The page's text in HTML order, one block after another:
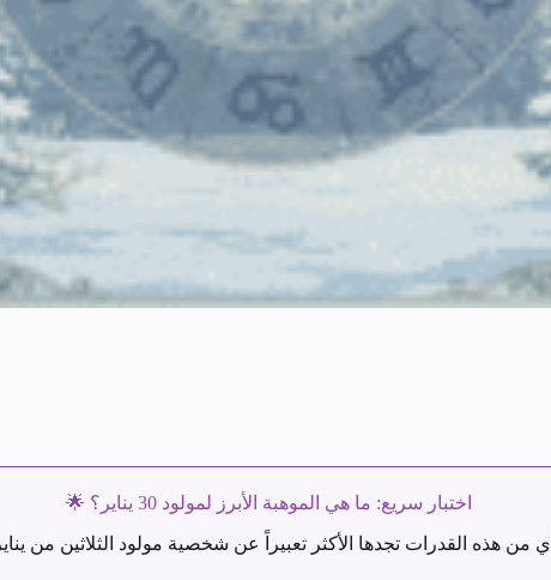
اختبار سريع: ما هي الموهبة الأبرز لمولود 30 يناير؟
🌟
أي من هذه القدرات تجدها الأكثر تعبيراً عن شخصية مولود الثلاثين من